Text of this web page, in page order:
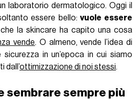
laboratorio dermatologico. Oggi il
essere bello:vuole essere
la skincare ha capito una cosa
vende. O almeno, vende l’idea di
in un’epoca in cui siamo
dall’ottimizzazione di noi stessi.
sembrare sempre più